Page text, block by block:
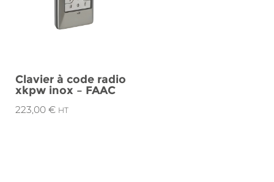
Clavier à code radio
xkpw inox – FAAC
223,00 € HT